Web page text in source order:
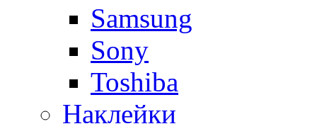
Samsung
Sony
Toshiba
Наклейки